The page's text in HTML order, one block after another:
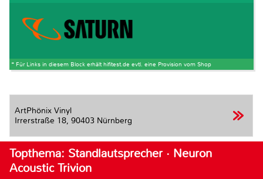
* Für Links in diesem Block erhält hifitest.de evtl. eine Provision vom Shop
ArtPhönix Vinyl
Irrerstraße 18, 90403 Nürnberg
Topthema: Standlautsprecher · Neuron
Acoustic Trivion